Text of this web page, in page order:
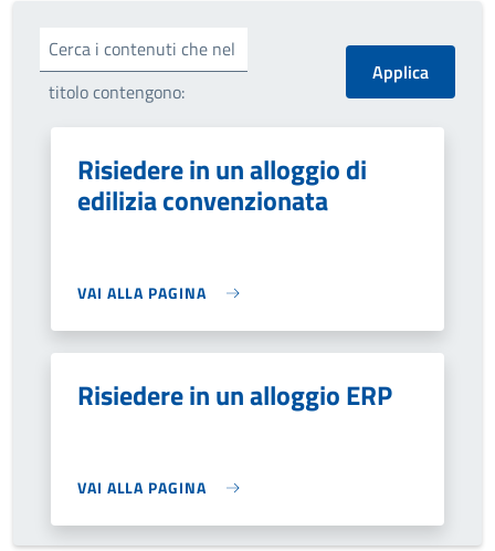
Cerca i contenuti che nel
titolo contengono:
Risiedere in un alloggio di
edilizia convenzionata
VAI ALLA PAGINA
Risiedere in un alloggio ERP
VAI ALLA PAGINA